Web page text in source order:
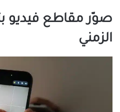
صوّر مقاطع فيديو
الزمني